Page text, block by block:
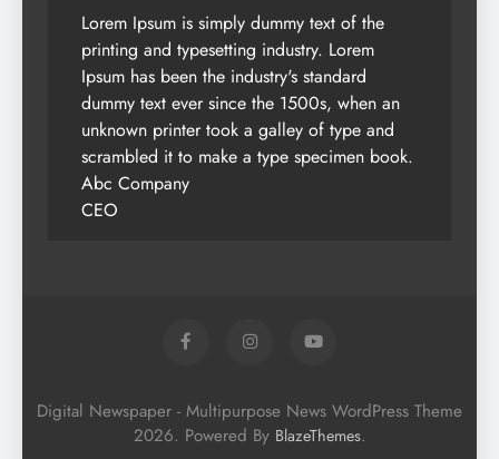
Lorem Ipsum is simply dummy text of the
printing and typesetting industry. Lorem
Ipsum has been the industry's standard
dummy text ever since the 1500s, when an
unknown printer took a galley of type and
scrambled it to make a type specimen book.
Abc Company
CEO
Digital Newspaper - Multipurpose News WordPress Theme
2026. Powered By BlazeThemes.